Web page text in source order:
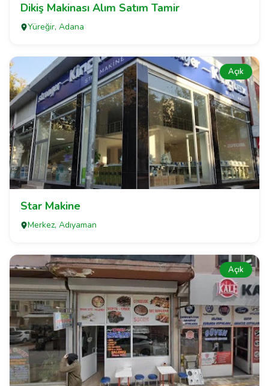
Dikiş Makinası Alım Satım Tamir
Yüreğir, Adana
Açık
Star Makine
Merkez, Adıyaman
Açık